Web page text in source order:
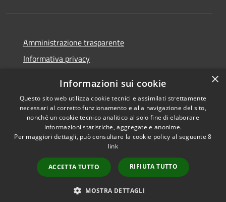
Amministrazione trasparente
Informativa privacy
Dichiarazione di accessibilità
RSS
Copyright © 2026 • Comune di
Municipium•
Accesso
redazione
×
Informazioni sui cookie
Questo sito web utilizza cookie tecnici e assimilati strettamente
necessari al corretto funzionamento e alla navigazione del sito,
nonché un cookie tecnico analitico al solo fine di elaborare
informazioni statistiche, aggregate e anonime.
Per maggiori dettagli, può consultare la cookie policy al seguente8
link
ACCETTA TUTTO RIFIUTA TUTTO
MOSTRA DETTAGLI